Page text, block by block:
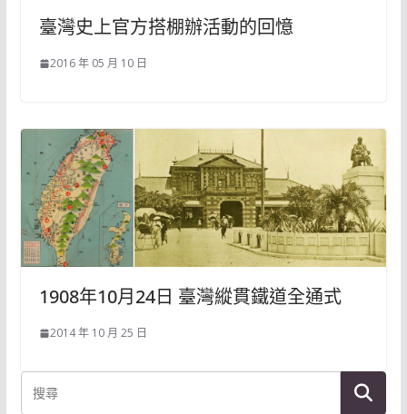
臺灣史上官方搭棚辦活動的回憶
2016 年 05 月 10 日
1908年10月24日 臺灣縱貫鐵道全通式
2014 年 10 月 25 日